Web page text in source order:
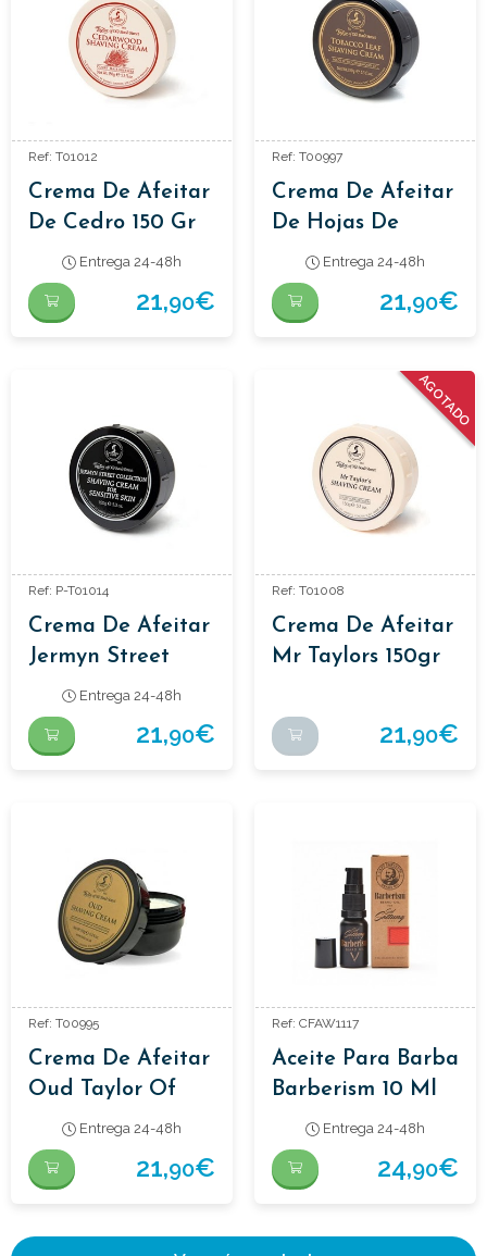
Ref: T01012
Crema De Afeitar
De Cedro 150 Gr
Entrega 24-48h
21,90€
Ref: T00997
Crema De Afeitar
De Hojas De
Tabaco 150 Gr
Entrega 24-48h
21,90€
Ref: P-T01014
Crema De Afeitar
Jermyn Street
Collection 150gr
Entrega 24-48h
21,90€
AGOTADO
Ref: T01008
Crema De Afeitar
Mr Taylors 150gr
21,90€
Ref: T00995
Crema De Afeitar
Oud Taylor Of
Old Bond Street
150gr
Entrega 24-48h
21,90€
Ref: CFAW1117
Aceite Para Barba
Barberism 10 Ml
Entrega 24-48h
24,90€